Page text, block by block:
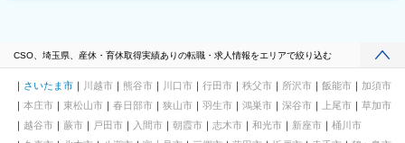
CSO、埼玉県、産休・育休取得実績ありの転職・求人情報をエリアで絞り込む
さいたま市 川越市 熊谷市 川口市 行田市 秩父市 所沢市 飯能市
加須市
本庄市
東松山市 春日部市 狭山市 羽生市 鴻巣市 深谷市 上尾市
草加市
越谷市
蕨市 戸田市 入間市 朝霞市 志木市 和光市 新座市
桶川市